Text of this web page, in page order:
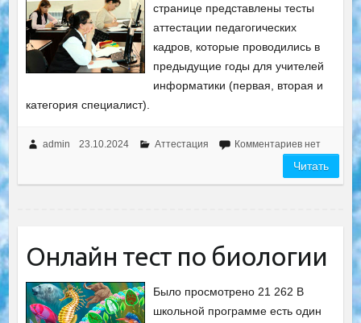
странице представлены тесты
аттестации педагогических
кадров, которые проводились в
предыдущие годы для учителей
информатики (первая, вторая и
категория специалист).
admin 23.10.2024 Аттестация Комментариев нет
Читать
Онлайн тест по биологии
Было просмотрено 21 262 В
школьной программе есть один